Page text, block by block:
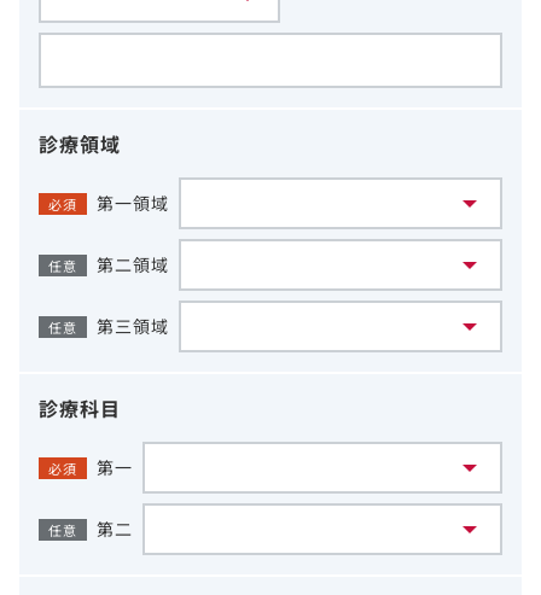
診療領域
必須 第一領域
任意 第二領域
任意 第三領域
診療科目
必須 第一
任意 第二